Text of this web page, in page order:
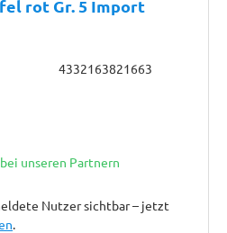
rot Gr. 5 Import
4332163821663
unseren Partnern
Nutzer sichtbar – jetzt
.